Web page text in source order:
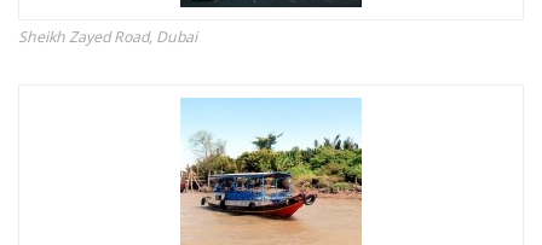
Sheikh Zayed Road, Dubai